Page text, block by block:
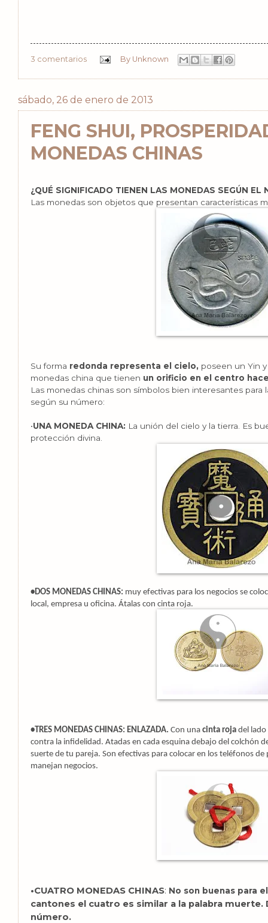
3 comentarios By Unknown
sábado, 26 de enero de 2013
FENG SHUI,
MONEDAS CHINAS
¿QUÉ SIGNIFICADO TIENEN LAS MONEDAS SEGÚN EL
Las monedas son objetos que presentan características
Su forma redonda representa el cielo, poseen un Yin
monedas china que tienen un orificio en el centro
Las monedas chinas son símbolos bien interesantes para
según su número:
•UNA MONEDA CHINA: La unión del cielo y la tierra. Es
protección divina.
•DOS MONEDAS CHINAS: muy efectivas para los negocios se
local, empresa u oficina. Átalas con cinta roja.
•TRES MONEDAS CHINAS: ENLAZADA. Con una cinta roja del
contra la infidelidad. Atadas en cada esquina debajo del colchón
suerte de tu pareja. Son efectivas para colocar en los teléfonos
manejan negocios.
•CUATRO MONEDAS CHINAS: No son buenas para el
cantones el cuatro es similar a la palabra muerte.
número.